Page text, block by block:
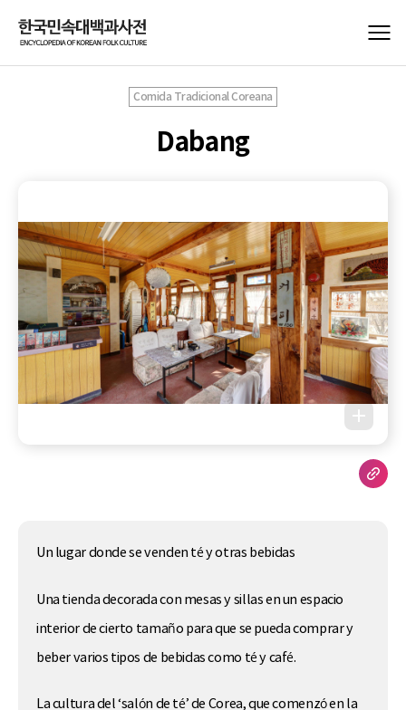
Comida Tradicional Coreana
Dabang
Un lugar donde se venden té y otras bebidas
Una tienda decorada con mesas y sillas en un espacio
interior de cierto tamaño para que se pueda comprar y
beber varios tipos de bebidas como té y café.
La cultura del ‘salón de té’ de Corea, que comenzó en la